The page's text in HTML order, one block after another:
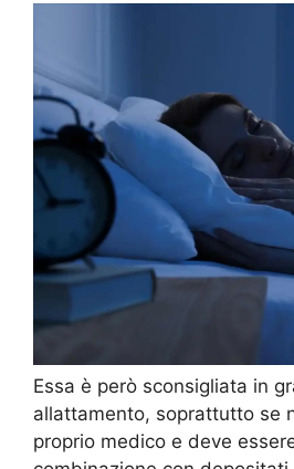
Essa è però sconsigliata in
allattamento, soprattutto se
proprio medico e deve